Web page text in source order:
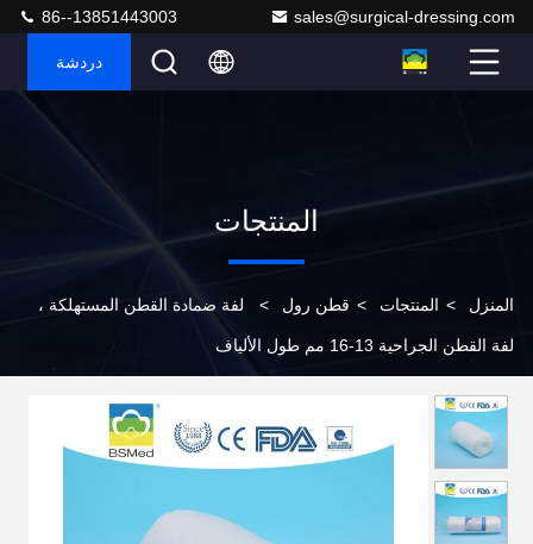
sales@surgical-dressing.com
86--13851443003
دردشة
المنتجات
المنزل > المنتجات > قطن رول > لفة ضمادة القطن المستهلكة ،
لفة القطن الجراحية 13-16 مم طول الألياف